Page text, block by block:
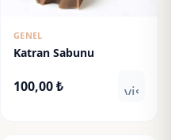
GENEL
Katran Sabunu
100,00₺